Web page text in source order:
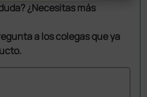
¿Necesitas más
a los colegas que ya